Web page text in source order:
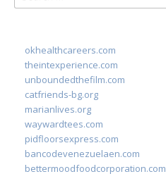
for:
okhealthcareers.com
theintexperience.com
unboundedthefilm.com
catfriends-bg.org
marianlives.org
waywardtees.com
pidfloorsexpress.com
bancodevenezuelaen.com
bettermoodfoodcorporation.com